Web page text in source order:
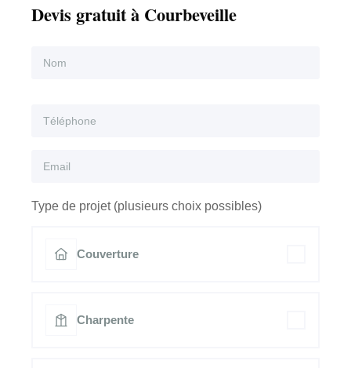
Devis gratuit à Courbeveille
Type de projet (plusieurs choix possibles)
Couverture
Charpente